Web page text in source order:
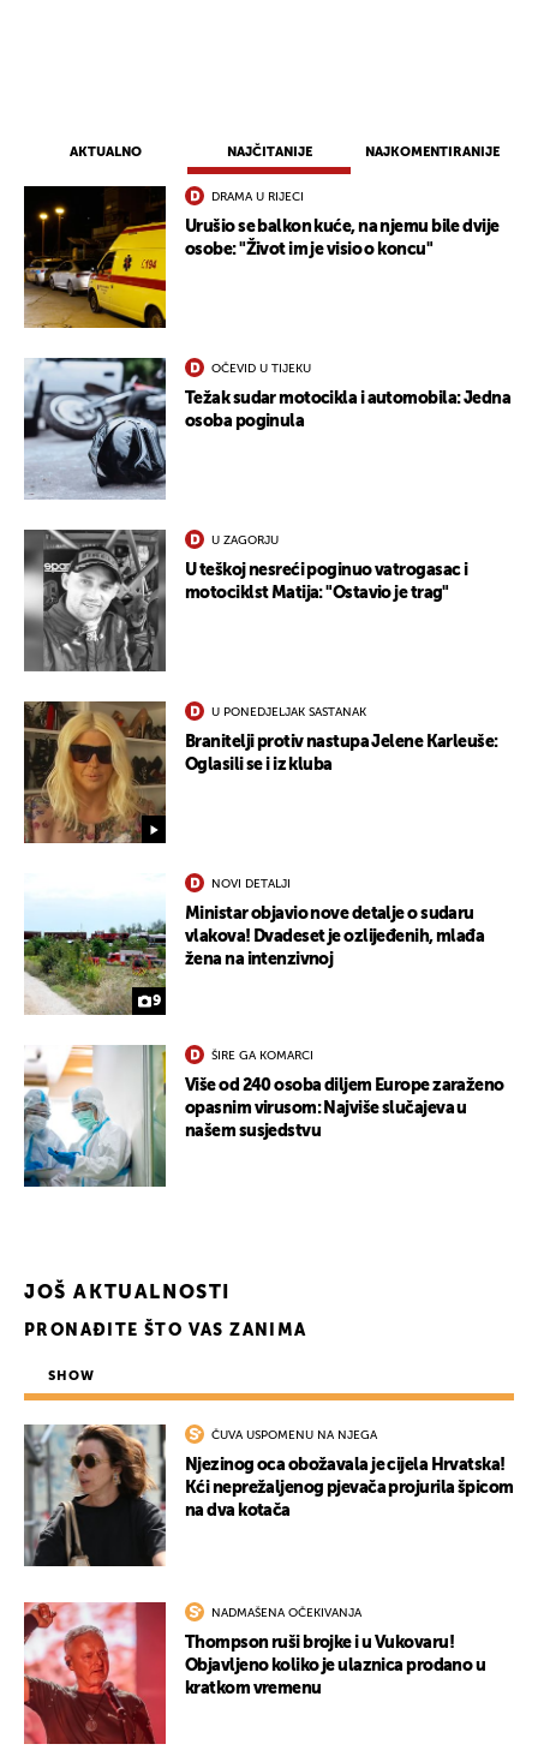
AKTUALNO NAJČITANIJE NAJKOMENTIRANIJE
DRAMA U RIJECI
Urušio se balkon kuće, na njemu bile dvije
osobe: "Život im je visio o koncu"
OČEVID U TIJEKU
Težak sudar motocikla i automobila: Jedna
osoba poginula
U ZAGORJU
U teškoj nesreći poginuo vatrogasac i
motociklst Matija: "Ostavio je trag"
U PONEDJELJAK SASTANAK
Branitelji protiv nastupa Jelene Karleuše:
Oglasili se i iz kluba
9
NOVI DETALJI
Ministar objavio nove detalje o sudaru
vlakova! Dvadeset je ozlijeđenih, mlađa
žena na intenzivnoj
ŠIRE GA KOMARCI
Više od 240 osoba diljem Europe zaraženo
opasnim virusom: Najviše slučajeva u
našem susjedstvu
JOŠ AKTUALNOSTI
PRONAĐITE ŠTO VAS ZANIMA
SHOW
ČUVA USPOMENU NA NJEGA
Njezinog oca obožavala je cijela Hrvatska!
Kći neprežaljenog pjevača projurila špicom
na dva kotača
NADMAŠENA OČEKIVANJA
Thompson ruši brojke i u Vukovaru!
Objavljeno koliko je ulaznica prodano u
kratkom vremenu
UKLJUČITE NOTIFIKACIJE